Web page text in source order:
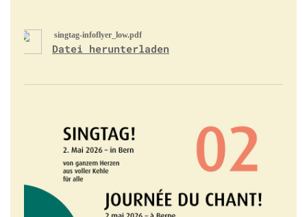
singtag-infoflyer_low.pdf
Datei herunterladen